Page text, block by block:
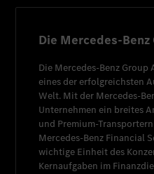
Die Mercedes-Benz
Die Mercedes-Benz Group
eines der erfolgreichsten
Welt. Mit der Mercedes-
Unternehmen ein breites
und Premium-
Mercedes-Benz Financial
wichtige Einheit des
Kernaufgaben im